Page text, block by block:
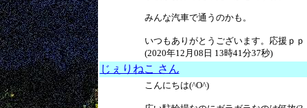
みんな汽車で通うのかも。
いつもありがとうございます。応援ｐｐ
(2020年12月08日 13時41分37秒)
じぇりねこ さん
こんにちは(^O^)